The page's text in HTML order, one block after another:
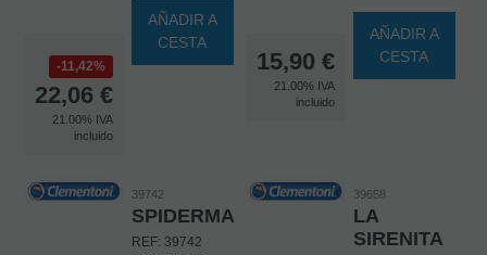
11,42%
22,06 €
21.00% IVA
incluido
AÑADIR A
CESTA
15,90 €
21.00% IVA
incluido
AÑADIR A
CESTA
39742
SPIDERMAN
REF: 39742
39658
LA
SIRENITA